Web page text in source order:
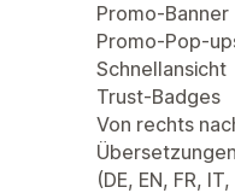
Promo-Banner
Promo-Pop-
Schnellansicht
Trust-Badges
Von rechts
(DE, EN, FR, IT,